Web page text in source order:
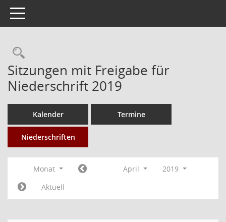
Toggle navigation
Rechercheauswahl
Sitzungen mit Freigabe für
Niederschrift 2019
Kalender Termine
Niederschriften
Monat April
2019
Aktuell